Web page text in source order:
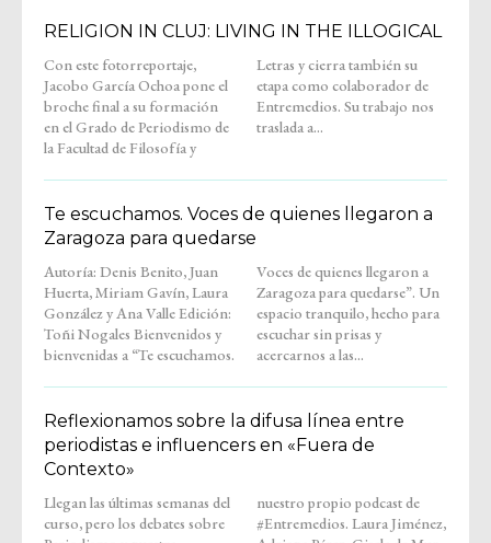
RELIGION IN CLUJ: LIVING IN THE ILLOGICAL
Con este fotorreportaje,
Jacobo García Ochoa pone el
broche final a su formación
en el Grado de Periodismo de
la Facultad de Filosofía y
Letras y cierra también su
etapa como colaborador de
Entremedios. Su trabajo nos
traslada a...
Te escuchamos. Voces de quienes llegaron a
Zaragoza para quedarse
Autoría: Denis Benito, Juan
Huerta, Miriam Gavín, Laura
González y Ana Valle Edición:
Toñi Nogales Bienvenidos y
bienvenidas a “Te escuchamos.
Voces de quienes llegaron a
Zaragoza para quedarse”. Un
espacio tranquilo, hecho para
escuchar sin prisas y
acercarnos a las...
Reflexionamos sobre la difusa línea entre
periodistas e influencers en «Fuera de
Contexto»
Llegan las últimas semanas del
curso, pero los debates sobre
nuestro propio podcast de
#Entremedios. Laura Jiménez,